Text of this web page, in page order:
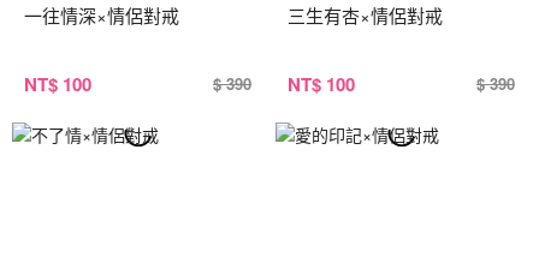
一往情深×情侶對戒
NT$ 100 $ 390
三生有杏×情侶對戒
NT$ 100 $ 390